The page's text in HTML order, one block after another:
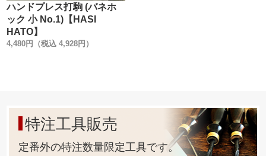
ハンドプレス打駒 (バネホ
ック 小 No.1)【HASI
HATO】
4,480円（税込 4,928円）
特注工具販売
定番外の特注数量限定工具です。